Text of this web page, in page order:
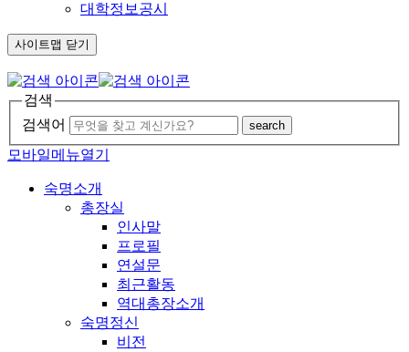
대학정보공시
사이트맵 닫기
검색
검색어
search
모바일메뉴열기
숙명소개
총장실
인사말
프로필
연설문
최근활동
역대총장소개
숙명정신
비전